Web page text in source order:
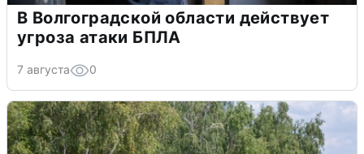
В Волгоградской области действует
угроза атаки БПЛА
7 августа 0